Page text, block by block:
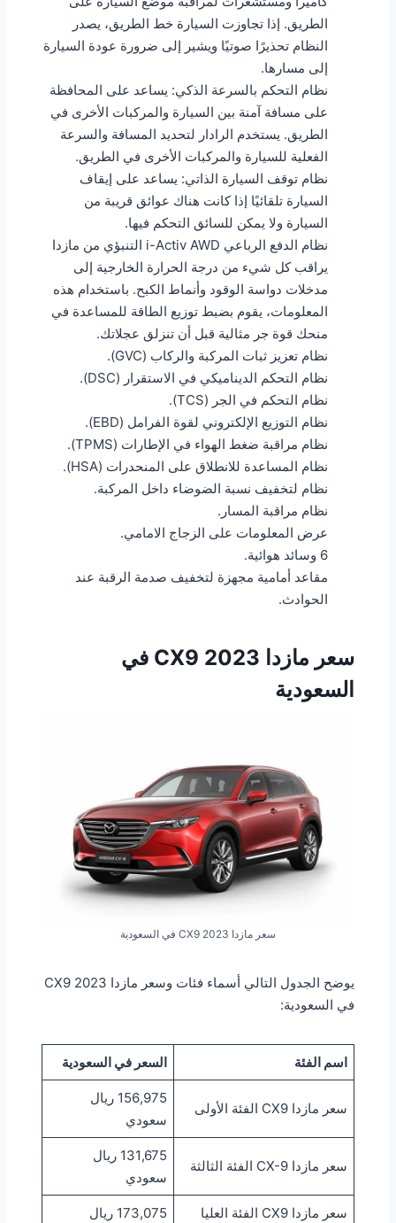
الطريق. إذا تجاوزت السيارة خط الطريق، يصدر
النظام تحذيرًا صوتيًا ويشير إلى ضرورة عودة السيارة
إلى مسارها.
نظام التحكم بالسرعة الذكي: يساعد على المحافظة
على مسافة آمنة بين السيارة والمركبات الأخرى في
الطريق. يستخدم الرادار لتحديد المسافة والسرعة
الفعلية للسيارة والمركبات الأخرى في الطريق.
نظام توقف السيارة الذاتي: يساعد على إيقاف
السيارة تلقائيًا إذا كانت هناك عوائق قريبة من
السيارة ولا يمكن للسائق التحكم فيها.
نظام الدفع الرباعي i-Activ AWD التنبؤي من مازدا
يراقب كل شيء من درجة الحرارة الخارجية إلى
مدخلات دواسة الوقود وأنماط الكبح. باستخدام هذه
المعلومات، يقوم بضبط توزيع الطاقة للمساعدة في
منحك قوة جر مثالية قبل أن تنزلق عجلاتك.
نظام تعزيز ثبات المركبة والركاب (GVC).
نظام التحكم الديناميكي في الاستقرار (DSC).
نظام التحكم في الجر (TCS).
نظام التوزيع الإلكتروني لقوة الفرامل (EBD).
نظام مراقبة ضغط الهواء في الإطارات (TPMS).
نظام المساعدة للانطلاق على المنحدرات (HSA).
نظام لتخفيف نسبة الضوضاء داخل المركبة.
نظام مراقبة المسار.
عرض المعلومات على الزجاج الامامي.
6 وسائد هوائية.
مقاعد أمامية مجهزة لتخفيف صدمة الرقبة عند
الحوادث.
سعر مازدا CX9 2023 في
السعودية
سعر مازدا CX9 2023 في السعودية
يوضح الجدول التالي أسماء فئات وسعر مازدا CX9 2023
في السعودية:
اسم الفئة السعر في السعودية
سعر مازدا CX9 الفئة الأولى
156,975 ريال
سعودي
سعر مازدا CX-9 الفئة الثالثة
131,675 ريال
سعودي
سعر مازدا CX9 الفئة العليا
173,075 ريال